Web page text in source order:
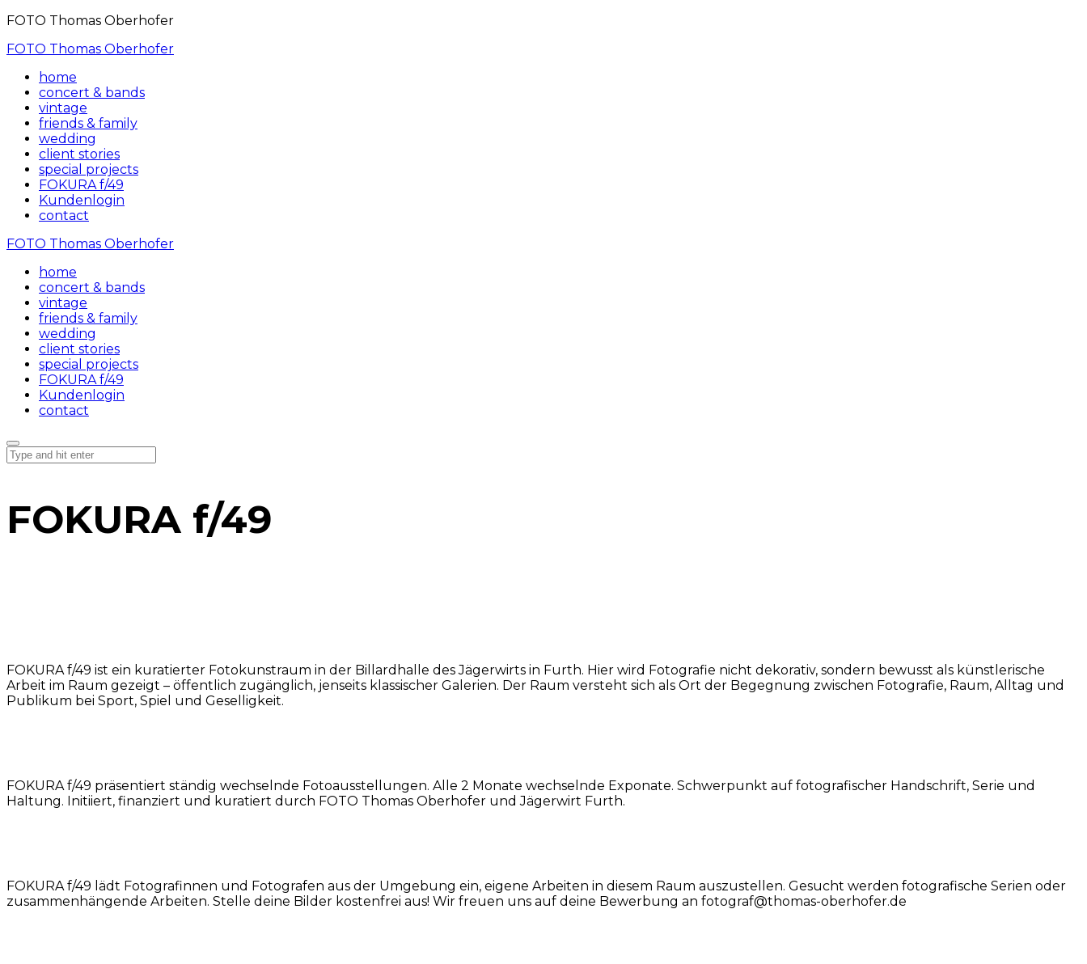
FOTO Thomas Oberhofer
FOTO Thomas Oberhofer
home
concert & bands
vintage
friends & family
wedding
client stories
special projects
FOKURA f/49
Kundenlogin
contact
FOTO Thomas Oberhofer
home
concert & bands
vintage
friends & family
wedding
client stories
special projects
FOKURA f/49
Kundenlogin
contact
FOKURA f/49
FOKURA f/49 ist ein kuratierter Fotokunstraum in der Billardhalle des Jägerwirts in Furth. Hier wird Fotografie nicht dekorativ, sondern bewusst als künstlerische
Arbeit im Raum gezeigt – öffentlich zugänglich, jenseits klassischer Galerien. Der Raum versteht sich als Ort der Begegnung zwischen Fotografie, Raum, Alltag und
Publikum bei Sport, Spiel und Geselligkeit.
FOKURA f/49 präsentiert ständig wechselnde Fotoausstellungen. Alle 2 Monate wechselnde Exponate. Schwerpunkt auf fotografischer Handschrift, Serie und
Haltung. Initiiert, finanziert und kuratiert durch FOTO Thomas Oberhofer und Jägerwirt Furth.
FOKURA f/49 lädt Fotografinnen und Fotografen aus der Umgebung ein, eigene Arbeiten in diesem Raum auszustellen. Gesucht werden fotografische Serien oder
zusammenhängende Arbeiten. Stelle deine Bilder kostenfrei aus! Wir freuen uns auf deine Bewerbung an fotograf@thomas-oberhofer.de